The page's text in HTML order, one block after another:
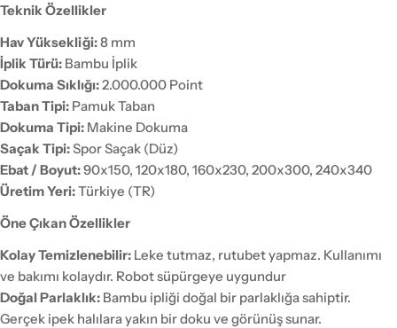
Teknik Özellikler
Hav Yüksekliği:8 mm
İplik Türü: Bambu İplik
Dokuma Sıklığı:2.000.000 Point
Taban Tipi: Pamuk Taban
Dokuma Tipi: Makine Dokuma
Saçak Tipi:Spor Saçak (Düz)
Ebat / Boyut:90x150, 120x180, 160x230, 200x300, 240x340
Üretim Yeri:Türkiye (TR)
Öne Çıkan Özellikler
Kolay Temizlenebilir: Leke tutmaz, rutubet yapmaz. Kullanımı
ve bakımı kolaydır. Robot süpürgeye uygundur
Doğal Parlaklık: Bambu ipliği doğal bir parlaklığa sahiptir.
Gerçek ipek halılara yakın bir doku ve görünüş sunar.